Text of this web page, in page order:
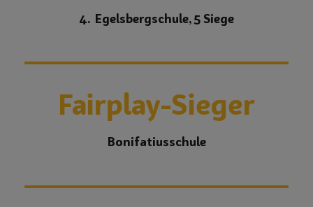
4. Egelsbergschule, 5 Siege
Fairplay-Sieger
Bonifatiusschule